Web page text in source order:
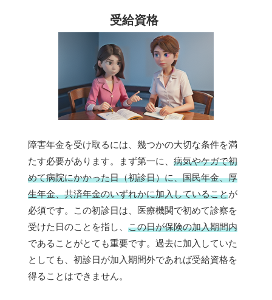
受給資格
障害年金を受け取るには、幾つかの大切な条件を満
たす必要があります。まず第一に、 病気やケガで初
めて病院にかかった日（初診日）に、国民年金、厚
生年金、共済年金のいずれかに加入していることが
必須です。この初診日は、医療機関で初めて診察を
受けた日のことを指し、 この日が保険の加入期間内
であることがとても重要です。過去に加入していた
としても、初診日が加入期間外であれば受給資格を
得ることはできません。